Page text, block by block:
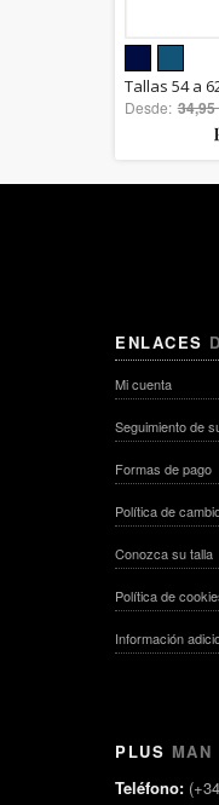
Tallas 54 a
Desde: 34,95
ENLACES
Mi cuenta
Seguimiento de
Formas de pago
Política de
Conozca su talla
Política de
Información
PLUS MAN
Teléfono: